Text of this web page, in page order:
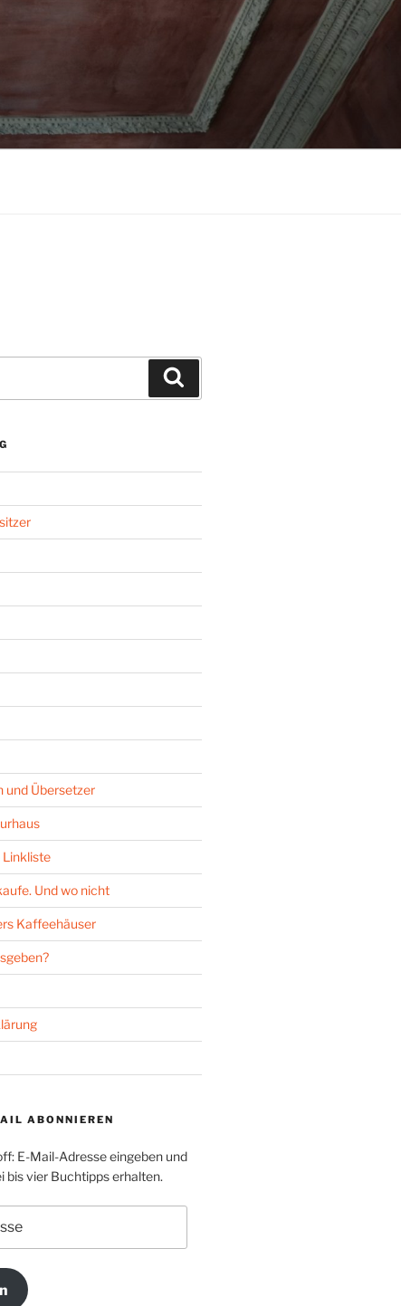
und Übersetzer
Linkliste
Und wo nicht
Kaffeehäuser
ABONNIEREN
E-Mail-Adresse eingeben und
bis vier Buchtipps erhalten.